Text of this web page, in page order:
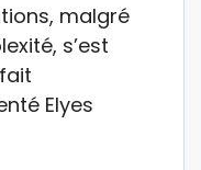
malgré
s’est
Elyes